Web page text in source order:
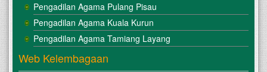
Pengadilan Agama Pulang Pisau
Pengadilan Agama Kuala Kurun
Pengadilan Agama Tamiang Layang
Web Kelembagaan